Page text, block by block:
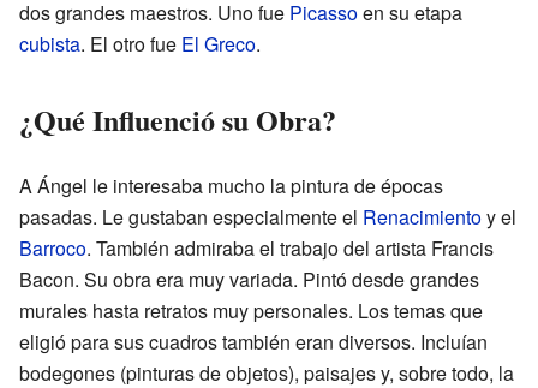
dos grandes maestros. Uno fue Picassoen su etapa
cubista. El otro fue El Greco.
¿Qué Influenció su Obra?
A Ángel le interesaba mucho la pintura de épocas
pasadas. Le gustaban especialmente el Renacimientoy el
Barroco. También admiraba el trabajo del artista Francis
Bacon. Su obra era muy variada. Pintó desde grandes
murales hasta retratos muy personales. Los temas que
eligió para sus cuadros también eran diversos. Incluían
bodegones (pinturas de objetos), paisajes y, sobre todo, la